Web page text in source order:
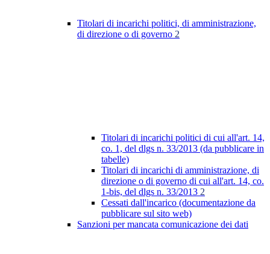
Titolari di incarichi politici, di amministrazione,
di direzione o di governo 2
Titolari di incarichi politici di cui all'art. 14,
co. 1, del dlgs n. 33/2013 (da pubblicare in
tabelle)
Titolari di incarichi di amministrazione, di
direzione o di governo di cui all'art. 14, co.
1-bis, del dlgs n. 33/2013 2
Cessati dall'incarico (documentazione da
pubblicare sul sito web)
Sanzioni per mancata comunicazione dei dati